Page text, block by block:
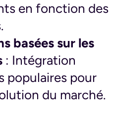
en fonction des
basées sur les
: Intégration
populaires pour
du marché.